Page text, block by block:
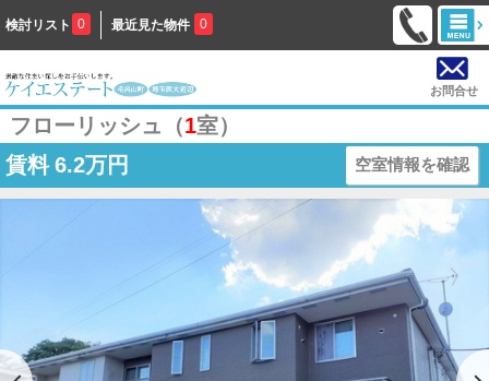
検討リスト 0 最近見た物件 0
お問合せ
フローリッシュ（1室）
賃料 6.2万円 空室情報を確認